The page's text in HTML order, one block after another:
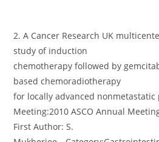
2. A Cancer Research UK
study of induction
chemotherapy followed by
based chemoradiotherapy
for locally advanced nonmetastatic
Meeting:2010 ASCO Annual
First Author: S.